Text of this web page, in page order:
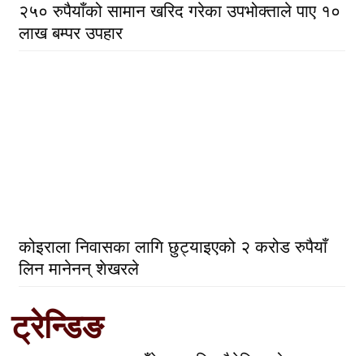
२५० रुपैयाँको सामान खरिद गरेका उपभोक्ताले पाए १०
लाख बम्पर उपहार
कोइराला निवासका लागि छुट्याइएको २ करोड रुपैयाँ
लिन मानेनन् शेखरले
ट्रेन्डिङ